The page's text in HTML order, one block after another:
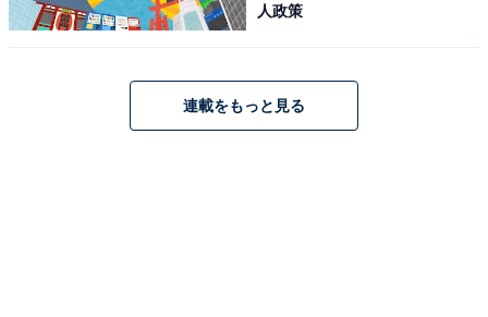
＞10位までの全ランキング結果を見る
【おすすめ記事】
人政策
連載をもっと見る